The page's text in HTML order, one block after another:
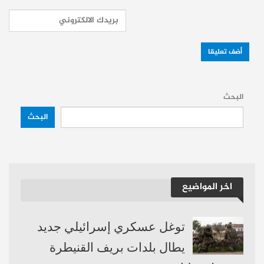
يحاول تصوير الاتفاق على أنه خطوة نحو السلم
الأهلي، لكن الواقع على الأرض يشي بغير ذلك:
محتجزين”، دون أي ضمانات حقيقية للعودة.
وزراء ومسؤولون حكوميون جلسوا في العراء
كثيرون بـ”المهين”، ما اعتُبر دلالة واضحة على
المحافظة.
البحث
البحث
اخر المواضيع
توغل عسكري إسرائيلي جديد
يطال بلدات بريف القنيطرة